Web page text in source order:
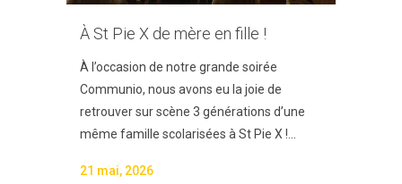
À St Pie X de mère en fille !
À l’occasion de notre grande soirée
Communio, nous avons eu la joie de
retrouver sur scène 3 générations d’une
même famille scolarisées à St Pie X !...
21 mai, 2026